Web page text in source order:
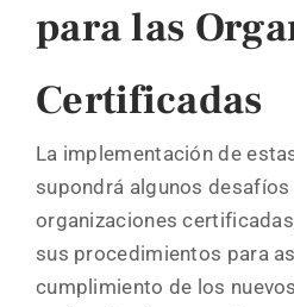
para las
Certificadas
La implementación de
supondrá algunos desafíos
organizaciones
sus procedimientos para
cumplimiento de los